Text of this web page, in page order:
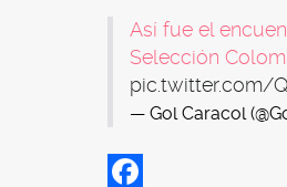
Así fue el
Selección
pic.twitter.com/
— Gol Caracol